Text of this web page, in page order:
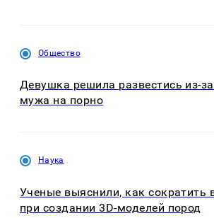
Общество
Девушка решила развестись из-
мужа на порно
Наука
Ученые выяснили, как сократить
при создании 3D-моделей пород